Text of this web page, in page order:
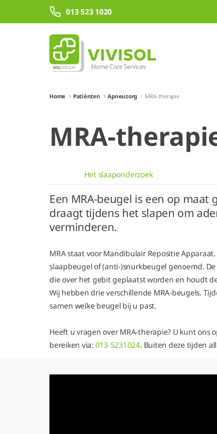
Overslaan en naar hoofdinhoud gaan
013 523 1020
Home Patiënten Apneuzorg MRA-therapie
MRA-
Het slaaponderzoek
Een MRA-beugel is een op maat
draagt tijdens het slapen om
verminderen.
MRA staat voor Mandibulair Repositie
slaapbeugel of (anti-)snurkbeugel genoemd.
die over het gebit geplaatst worden en houdt
Wij hebben drie verschillende MRA-beugels.
samen welke beugel bij u past.
Heeft u vragen over MRA-therapie? U kunt ons
bereiken via: 013-5231024. Buiten deze tijden